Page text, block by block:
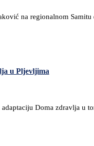
na regionalnom
u Pljevljima
Doma zdravlja u